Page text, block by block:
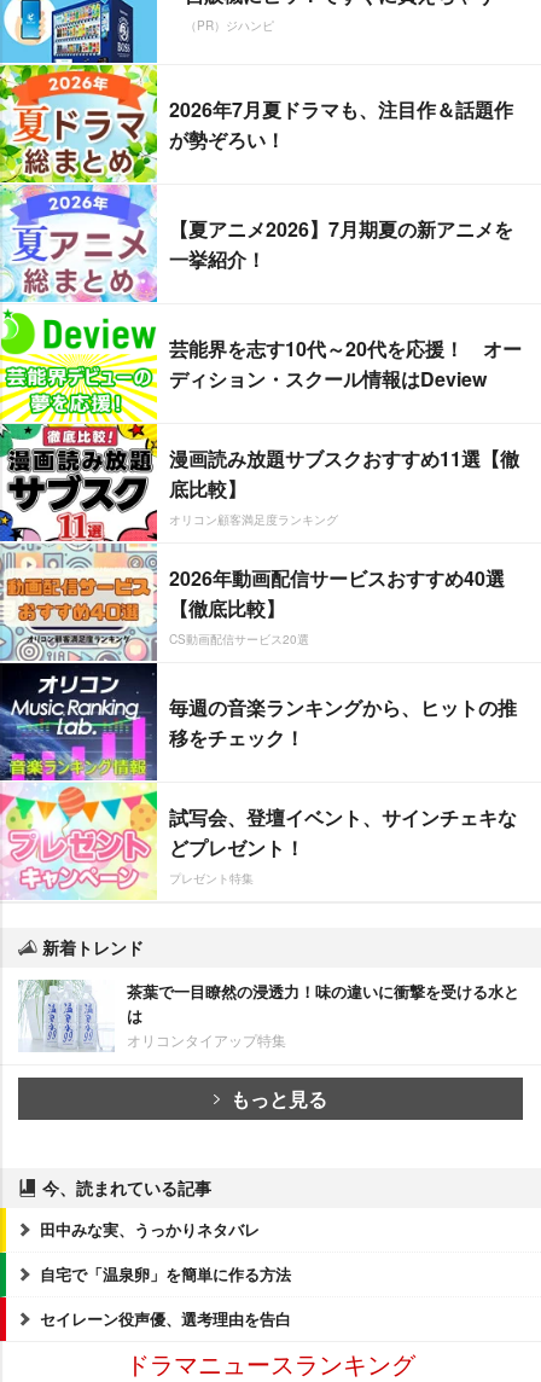
（PR）ジハンピ
2026年7月夏ドラマも、注目作＆話題作
が勢ぞろい！
【夏アニメ2026】7月期夏の新アニメを
一挙紹介！
芸能界を志す10代～20代を応援！ オー
ディション・スクール情報はDeview
漫画読み放題サブスクおすすめ11選【徹
底比較】
オリコン顧客満足度ランキング
2026年動画配信サービスおすすめ40選
【徹底比較】
CS動画配信サービス20選
毎週の音楽ランキングから、ヒットの推
移をチェック！
試写会、登壇イベント、サインチェキな
どプレゼント！
プレゼント特集
新着トレンド
茶葉で一目瞭然の浸透力！味の違いに衝撃を受ける水と
は
オリコンタイアップ特集
もっと見る
今、読まれている記事
田中みな実、うっかりネタバレ
自宅で「温泉卵」を簡単に作る方法
セイレーン役声優、選考理由を告白
ドラマニュースランキング